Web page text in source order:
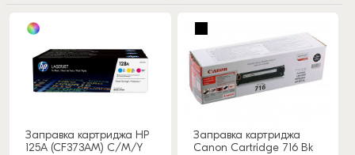
Заправка картриджа HP
125A (CF373AM) C/M/Y
Заправка картриджа
Canon Cartridge 716 Bk